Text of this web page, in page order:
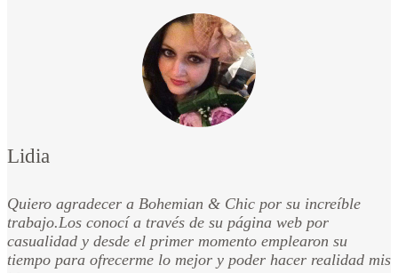
Lidia
Quiero agradecer a Bohemian & Chic por su increíble
trabajo.Los conocí a través de su página web por
casualidad y desde el primer momento emplearon su
tiempo para ofrecerme lo mejor y poder hacer realidad mis